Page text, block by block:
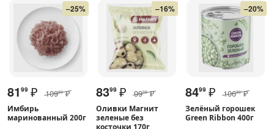
–25%
81 99 ₽ 10999 ₽
Имбирь
маринованный 200г
–16%
8399 ₽ 9999 ₽
Оливки Магнит
зеленые без
косточки 170г
–20%
8499 ₽ 10699 ₽
Зелёный горошек
Green Ribbon 400г